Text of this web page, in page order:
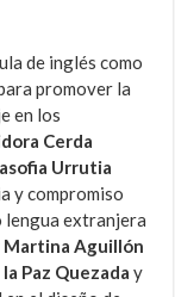
de inglés como
promover la
en los
Cerda
Urrutia
y compromiso
lengua extranjera
Martina Aguillón
Paz Quezaday